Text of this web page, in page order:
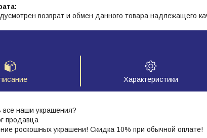
возврат и обмен данного товара надлежащего
Характеристики
все наши украшения?
продавца
роскошных украшени! Скидка 10% при обычной оплате!